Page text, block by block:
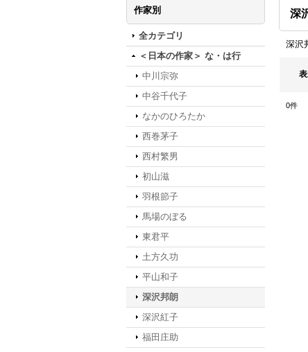
作家別
全カテゴリ
＜日本の作家＞ な・は行
中川宗弥
中谷千代子
なかのひろたか
西巻茅子
西村繁男
初山滋
羽根節子
馬場のぼる
東君平
土方久功
平山和子
深沢邦朗
深沢紅子
福田庄助
深
深沢
0件